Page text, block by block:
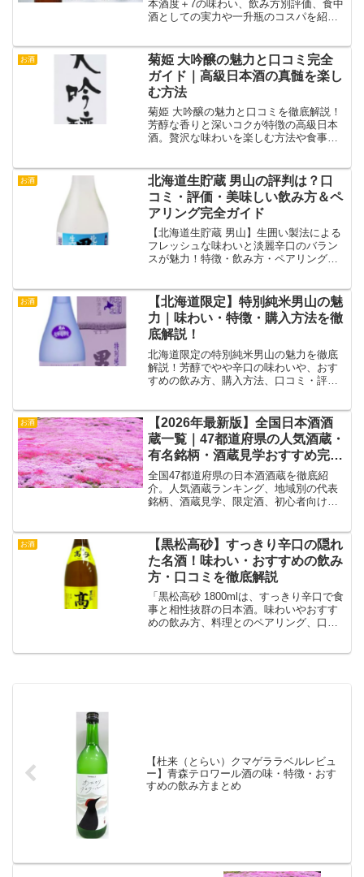
本酒度＋7の味わい、飲み方別評価、食中
酒としての実力や一升瓶のコスパを紹
お酒
菊姫 大吟醸の魅力と口コミ完全
ガイド｜高級日本酒の真髄を楽し
む方法
菊姫 大吟醸の魅力と口コミを徹底解説！
芳醇な香りと深いコクが特徴の高級日本
酒。贅沢な味わいを楽しむ方法や食事と
お酒
北海道生貯蔵 男山の評判は？口
コミ・評価・美味しい飲み方＆ペ
アリング完全ガイド
【北海道生貯蔵 男山】生囲い製法による
フレッシュな味わいと淡麗辛口のバラン
スが魅力！特徴・飲み方・ペアリング・
お酒
【北海道限定】特別純米男山の魅
力｜味わい・特徴・購入方法を徹
底解説！
北海道限定の特別純米男山の魅力を徹底
解説！芳醇でやや辛口の味わいや、おす
すめの飲み方、購入方法、口コミ・評判
お酒
【2026年最新版】全国日本酒酒
蔵一覧｜47都道府県の人気酒蔵・
有名銘柄・酒蔵見学おすすめ完全
ガイド
全国47都道府県の日本酒酒蔵を徹底紹
介。人気酒蔵ランキング、地域別の代表
銘柄、酒蔵見学、限定酒、初心者向けの
立つ完全ガイドです。
お酒
【黒松高砂】すっきり辛口の隠れ
た名酒！味わい・おすすめの飲み
方・口コミを徹底解説
「黒松高砂 1800mlは、すっきり辛口で食
事と相性抜群の日本酒。味わいやおすす
めの飲み方、料理とのペアリング、口コ
【杜来（とらい）クマゲララベルレビュ
ー】青森テロワール酒の味・特徴・おす
すめの飲み方まとめ